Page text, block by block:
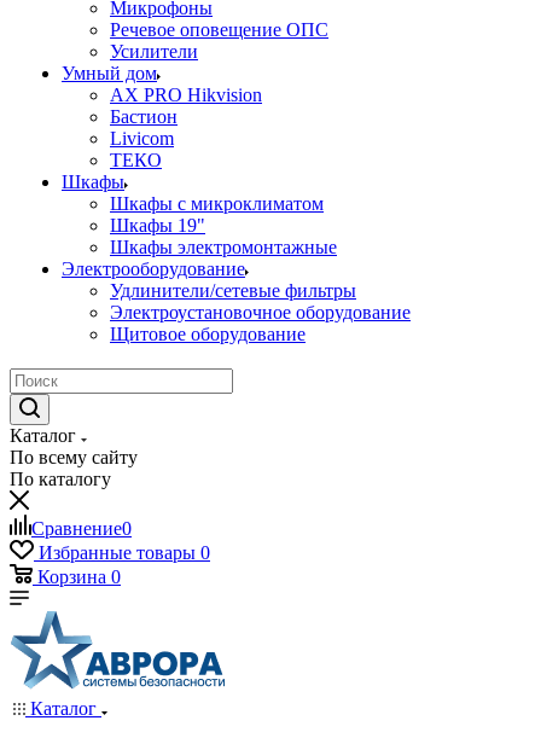
Микрофоны
Речевое оповещение ОПС
Усилители
Умный дом
AX PRO Hikvision
Бастион
Livicom
ТЕКО
Шкафы
Шкафы с микроклиматом
Шкафы 19"
Шкафы электромонтажные
Электрооборудование
Удлинители/сетевые фильтры
Электроустановочное оборудование
Щитовое оборудование
Каталог
По всему сайту
По каталогу
Сравнение0
Избранные товары 0
Корзина 0
Каталог